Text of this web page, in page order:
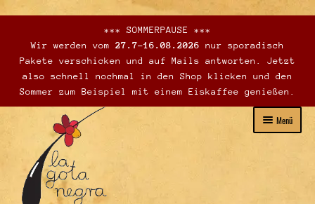
*** SOMMERPAUSE ***
Wir werden vom 27.7-16.08.2026 nur sporadisch
Pakete verschicken und auf Mails antworten. Jetzt
also schnell nochmal in den Shop klicken und den
Sommer zum Beispiel mit einem Eiskaffee genießen.
Navigation
springen
springen
Menü